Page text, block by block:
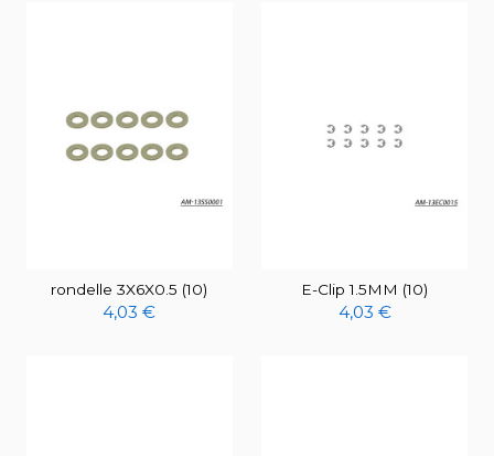
rondelle 3X6X0.5 (10)
4,03 €
E-Clip 1.5MM (10)
4,03 €